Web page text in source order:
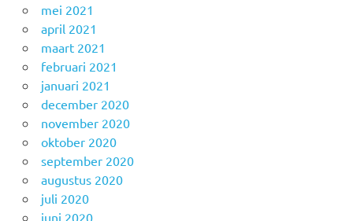
mei 2021
april 2021
maart 2021
februari 2021
januari 2021
december 2020
november 2020
oktober 2020
september 2020
augustus 2020
juli 2020
juni 2020